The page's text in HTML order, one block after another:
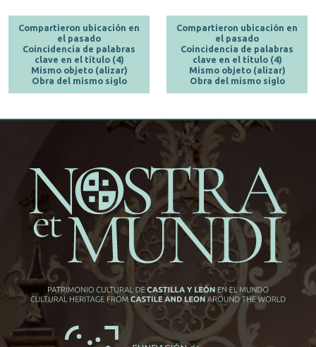
Compartieron ubicación en
el pasado
Coincidencia de palabras
clave en el título (4)
Mismo objeto (alizar)
Obra del mismo siglo
Compartieron ubicación en
el pasado
Coincidencia de palabras
clave en el título (4)
Mismo objeto (alizar)
Obra del mismo siglo